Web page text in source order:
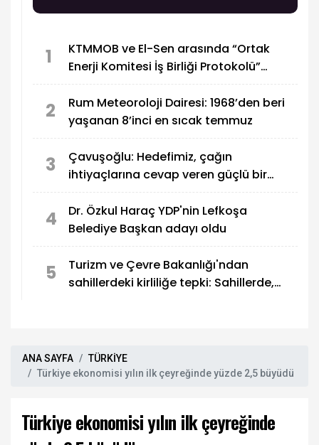
1
KTMMOB ve El-Sen arasında “Ortak
Enerji Komitesi İş Birliği Protokolü”
2
Rum Meteoroloji Dairesi: 1968’den beri
yaşanan 8’inci en sıcak temmuz
3
Çavuşoğlu: Hedefimiz, çağın
ihtiyaçlarına cevap veren güçlü bir
4
Dr. Özkul Haraç YDP'nin Lefkoşa
Belediye Başkan adayı oldu
5
Turizm ve Çevre Bakanlığı'ndan
sahillerdeki kirliliğe tepki: Sahillerde,
ANA SAYFA
TÜRKİYE
Türkiye ekonomisi yılın ilk çeyreğinde yüzde 2,5 büyüdü
Türkiye ekonomisi yılın ilk çeyreğinde